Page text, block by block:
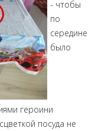
- чтобы
по
середине
было
героини
посуда не